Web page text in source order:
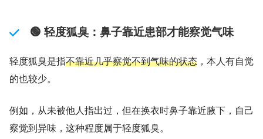
🟢 轻度狐臭：鼻子靠近患部才能察觉气味
轻度狐臭是指不靠近几乎察觉不到气味的状态 ，本人有自觉
的也较少。
例如，从未被他人指出过，但在换衣时鼻子靠近腋下，自己
察觉到异味，这种程度属于轻度狐臭。